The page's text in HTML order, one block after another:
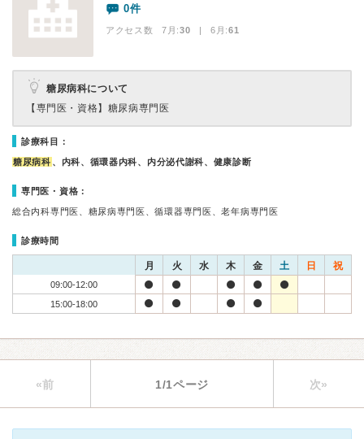
0件
アクセス数 7月:30 | 6月:61
糖尿病科について
【専門医・資格】 糖尿病専門医
診療科目：
糖尿病科 、内科、循環器内科、内分泌代謝科、健康診断
専門医・資格：
総合内科専門医、糖尿病専門医、循環器専門医、老年病専門医
診療時間
月 火 水 木 金 土 日 祝
09:00-12:00
15:00-18:00
«前 1/1ページ 次»